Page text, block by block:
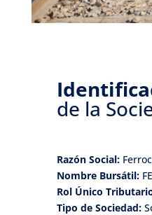
de la
Razón Social:
Nombre Bursátil:
Rol Único
Tipo de Sociedad: